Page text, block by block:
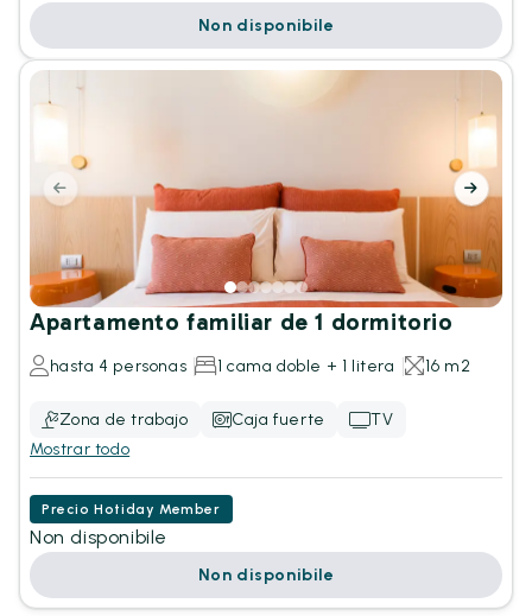
Non disponibile
Apartamento familiar de 1 dormitorio
hasta 4 personas 1 cama doble + 1 litera 16 m2
Zona de trabajo Caja fuerte
TV
Mostrar todo
Precio Hotiday Member
Non disponibile
Non disponibile